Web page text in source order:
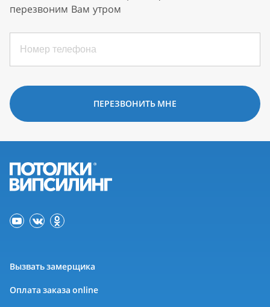
перезвоним Вам утром
ПЕРЕЗВОНИТЬ МНЕ
Вызвать замерщика
Оплата заказа online